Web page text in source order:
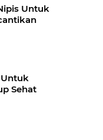
Untuk
Sehat